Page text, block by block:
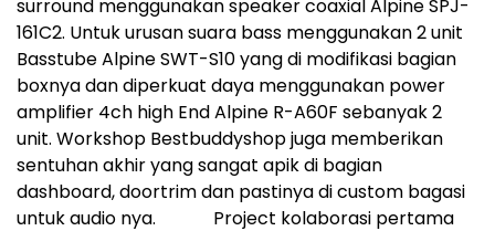
surround menggunakan speaker coaxial Alpine SPJ-
161C2. Untuk urusan suara bass menggunakan 2 unit
Basstube Alpine SWT-S10 yang di modifikasi bagian
boxnya dan diperkuat daya menggunakan power
amplifier 4ch high End Alpine R-A60F sebanyak 2
unit. Workshop Bestbuddyshop juga memberikan
sentuhan akhir yang sangat apik di bagian
dashboard, doortrim dan pastinya di custom bagasi
untuk audio nya. Project kolaborasi pertama